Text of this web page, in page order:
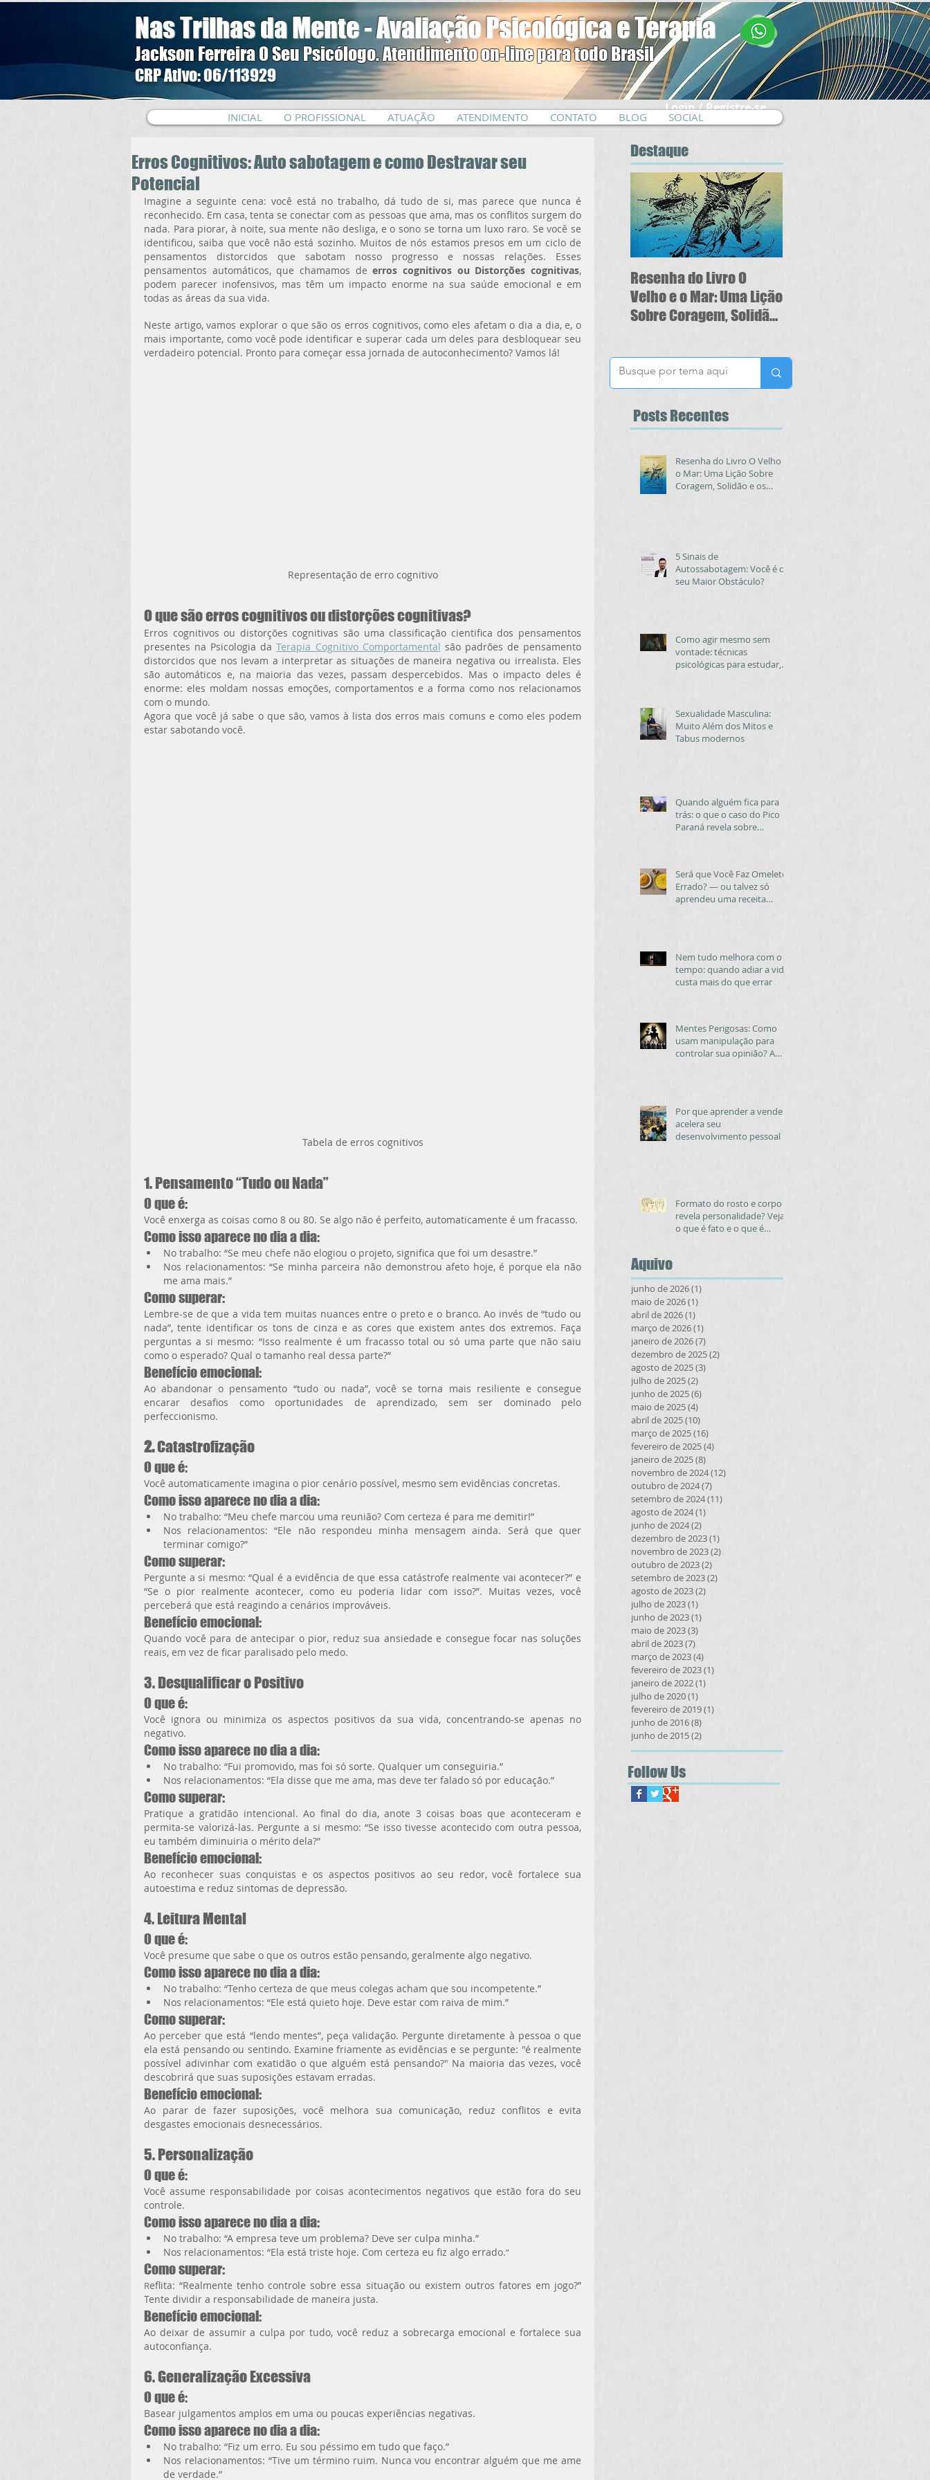
Nas Trilhas da Mente - Avaliação Psicológica e Terapia
Jackson Ferreira O Seu Psicólogo. Atendimento on-line para todo Brasil
CRP Ativo: 06/113929
Login / Registre-se
INICIAL O PROFISSIONAL ATUAÇÃO ATENDIMENTO CONTATO BLOG SOCIAL
Erros Cognitivos: Auto sabotagem e como Destravar seu
Potencial
Imagine a seguinte cena: você está no trabalho, dá tudo de si, mas parece que nunca é
reconhecido. Em casa, tenta se conectar com as pessoas que ama, mas os conflitos surgem do
nada. Para piorar, à noite, sua mente não desliga, e o sono se torna um luxo raro. Se você se
identificou, saiba que você não está sozinho. Muitos de nós estamos presos em um ciclo de
pensamentos distorcidos que sabotam nosso progresso e nossas relações. Esses
pensamentos automáticos, que chamamos de erros cognitivos ou Distorções cognitivas,
podem parecer inofensivos, mas têm um impacto enorme na sua saúde emocional e em
todas as áreas da sua vida.
Neste artigo, vamos explorar o que são os erros cognitivos, como eles afetam o dia a dia, e, o
mais importante, como você pode identificar e superar cada um deles para desbloquear seu
verdadeiro potencial. Pronto para começar essa jornada de autoconhecimento? Vamos lá!
Representação de erro cognitivo
O que são erros cognitivos ou distorções cognitivas?
Erros cognitivos ou distorções cognitivas são uma classificação cientifica dos pensamentos
presentes na Psicologia da Terapia Cognitivo Comportamental são padrões de pensamento
distorcidos que nos levam a interpretar as situações de maneira negativa ou irrealista. Eles
são automáticos e, na maioria das vezes, passam despercebidos. Mas o impacto deles é
enorme: eles moldam nossas emoções, comportamentos e a forma como nos relacionamos
com o mundo.
Agora que você já sabe o que são, vamos à lista dos erros mais comuns e como eles podem
estar sabotando você.
Tabela de erros cognitivos
1. Pensamento “Tudo ou Nada”
O que é:
Você enxerga as coisas como 8 ou 80. Se algo não é perfeito, automaticamente é um fracasso.
Como isso aparece no dia a dia:
No trabalho: “Se meu chefe não elogiou o projeto, significa que foi um desastre.”
Nos relacionamentos: “Se minha parceira não demonstrou afeto hoje, é porque ela não
me ama mais.”
Como superar:
Lembre-se de que a vida tem muitas nuances entre o preto e o branco. Ao invés de “tudo ou
nada”, tente identificar os tons de cinza e as cores que existem antes dos extremos. Faça
perguntas a si mesmo: “Isso realmente é um fracasso total ou só uma parte que não saiu
como o esperado? Qual o tamanho real dessa parte?”
Benefício emocional:
Ao abandonar o pensamento “tudo ou nada”, você se torna mais resiliente e consegue
encarar desafios como oportunidades de aprendizado, sem ser dominado pelo
perfeccionismo.
2. Catastrofização
O que é:
Você automaticamente imagina o pior cenário possível, mesmo sem evidências concretas.
Como isso aparece no dia a dia:
No trabalho: “Meu chefe marcou uma reunião? Com certeza é para me demitir!”
Nos relacionamentos: “Ele não respondeu minha mensagem ainda. Será que quer
terminar comigo?”
Como superar:
Pergunte a si mesmo: “Qual é a evidência de que essa catástrofe realmente vai acontecer?” e
“Se o pior realmente acontecer, como eu poderia lidar com isso?”. Muitas vezes, você
perceberá que está reagindo a cenários improváveis.
Benefício emocional:
Quando você para de antecipar o pior, reduz sua ansiedade e consegue focar nas soluções
reais, em vez de ficar paralisado pelo medo.
3. Desqualificar o Positivo
O que é:
Você ignora ou minimiza os aspectos positivos da sua vida, concentrando-se apenas no
negativo.
Como isso aparece no dia a dia:
No trabalho: “Fui promovido, mas foi só sorte. Qualquer um conseguiria.”
Nos relacionamentos: “Ela disse que me ama, mas deve ter falado só por educação.”
Como superar:
Pratique a gratidão intencional. Ao final do dia, anote 3 coisas boas que aconteceram e
permita-se valorizá-las. Pergunte a si mesmo: “Se isso tivesse acontecido com outra pessoa,
eu também diminuiria o mérito dela?”
Benefício emocional:
Ao reconhecer suas conquistas e os aspectos positivos ao seu redor, você fortalece sua
autoestima e reduz sintomas de depressão.
4. Leitura Mental
O que é:
Você presume que sabe o que os outros estão pensando, geralmente algo negativo.
Como isso aparece no dia a dia:
No trabalho: “Tenho certeza de que meus colegas acham que sou incompetente.”
Nos relacionamentos: “Ele está quieto hoje. Deve estar com raiva de mim.”
Como superar:
Ao perceber que está “lendo mentes”, peça validação. Pergunte diretamente à pessoa o que
ela está pensando ou sentindo. Examine friamente as evidências e se pergunte: "é realmente
possível adivinhar com exatidão o que alguém está pensando?" Na maioria das vezes, você
descobrirá que suas suposições estavam erradas.
Benefício emocional:
Ao parar de fazer suposições, você melhora sua comunicação, reduz conflitos e evita
desgastes emocionais desnecessários.
5. Personalização
O que é:
Você assume responsabilidade por coisas acontecimentos negativos que estão fora do seu
controle.
Como isso aparece no dia a dia:
No trabalho: “A empresa teve um problema? Deve ser culpa minha.”
Nos relacionamentos: “Ela está triste hoje. Com certeza eu fiz algo errado.”
Como superar:
Reflita: “Realmente tenho controle sobre essa situação ou existem outros fatores em jogo?”
Tente dividir a responsabilidade de maneira justa.
Benefício emocional:
Ao deixar de assumir a culpa por tudo, você reduz a sobrecarga emocional e fortalece sua
autoconfiança.
6. Generalização Excessiva
O que é:
Basear julgamentos amplos em uma ou poucas experiências negativas.
Como isso aparece no dia a dia:
No trabalho: “Fiz um erro. Eu sou péssimo em tudo que faço.”
Nos relacionamentos: “Tive um término ruim. Nunca vou encontrar alguém que me ame
de verdade.”
Destaque
Resenha do Livro O
Velho e o Mar: Uma Lição
Sobre Coragem, Solidão
Vida
PostsRecentes
Resenha do Livro O Velho e
o Mar: Uma Lição Sobre
Coragem, Solidão e os
5 Sinais de
Autossabotagem: Você é o
seu Maior Obstáculo?
Como agir mesmo sem
vontade: técnicas
psicológicas para estudar,
Sexualidade Masculina:
Muito Além dos Mitos e
Tabus modernos
Quando alguém fica para
trás: o que o caso do Pico
Paraná revela sobre
Será que Você Faz Omelete
Errado? — ou talvez só
aprendeu uma receita
Nem tudo melhora com o
tempo: quando adiar a vida
custa mais do que errar
Mentes Perigosas: Como
usam manipulação para
controlar sua opinião? A
Por que aprender a vender
acelera seu
desenvolvimento pessoal e
Formato do rosto e corpo
revela personalidade? Veja
o que é fato e o que é
Aquivo
junho de 2026(1)
maio de 2026(1)
abril de 2026(1)
março de 2026(1)
janeiro de 2026(7)
dezembro de 2025(2)
agosto de 2025(3)
julho de 2025(2)
junho de 2025(6)
maio de 2025(4)
abril de 2025(10)
março de 2025(16)
fevereiro de 2025(4)
janeiro de 2025(8)
novembro de 2024(12)
outubro de 2024(7)
setembro de 2024(11)
agosto de 2024(1)
junho de 2024(2)
dezembro de 2023(1)
novembro de 2023(2)
outubro de 2023(2)
setembro de 2023(2)
agosto de 2023(2)
julho de 2023(1)
junho de 2023(1)
maio de 2023(3)
abril de 2023(7)
março de 2023(4)
fevereiro de 2023(1)
janeiro de 2022(1)
julho de 2020(1)
fevereiro de 2019(1)
junho de 2016(8)
junho de 2015(2)
Follow Us